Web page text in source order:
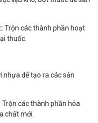
Trộn các thành phần hoạt
thuốc.
nhựa để tạo ra các sản
Trộn các thành phần hóa
chất mới.